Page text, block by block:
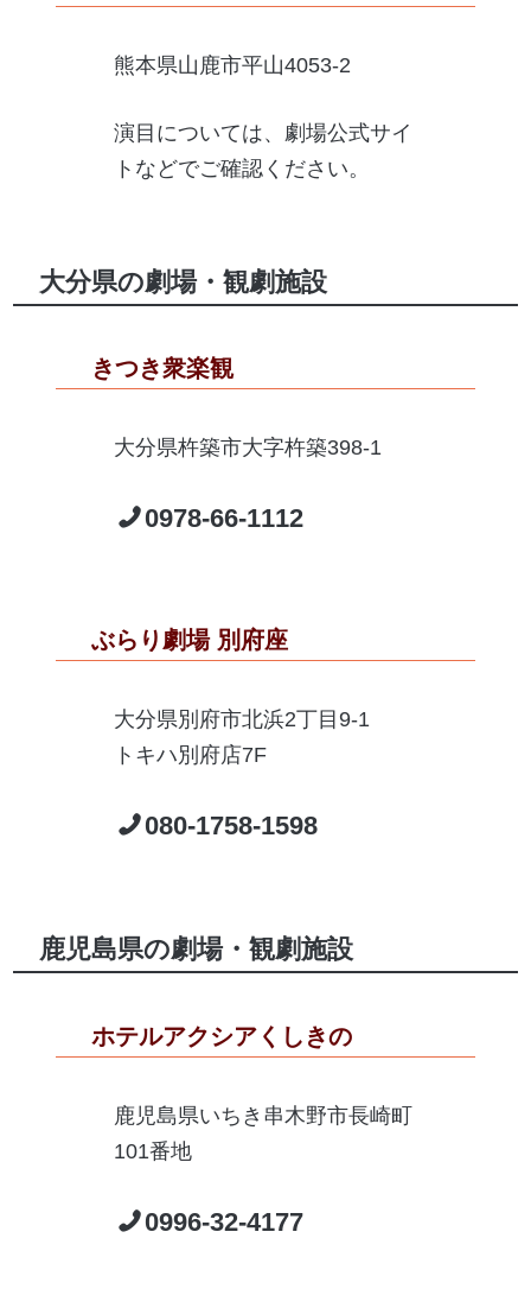
熊本県山鹿市平山4053-2
演目については、劇場公式サイ
トなどでご確認ください。
大分県の劇場・観劇施設
きつき衆楽観
大分県杵築市大字杵築398-1
0978-66-1112
ぶらり劇場 別府座
大分県別府市北浜2丁目9-1
トキハ別府店7F
080-1758-1598
鹿児島県の劇場・観劇施設
ホテルアクシアくしきの
鹿児島県いちき串木野市長崎町
101番地
0996-32-4177